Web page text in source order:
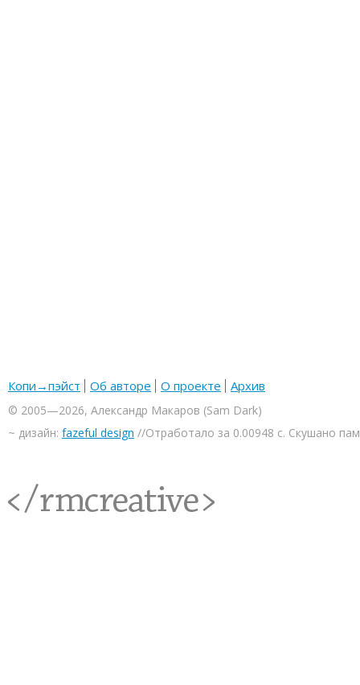
Копи→пэйст Об авторе О проекте Архив
© 2005—2026, Александр Макаров (Sam Dark)
~ дизайн: fazeful design //Отработало за 0.00948 с. Скушано
<rmcreative/>